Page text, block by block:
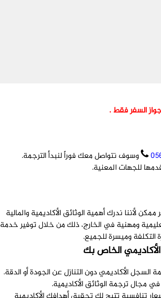
السفر فقط .
وسوف نتواصل معك فوراً لنبدأ الترجمة.
للجهات المعنية.
لأننا ندرك أهمية الوثائق الأكاديمية والمالية
ومهنية في الخارج، ذلك من خلال توفير خدمة
وميسرة للجميع.
الخاص بك
الأكاديمي دون التنازل عن الجودة أو الدقة.
ترجمة الوثائق الأكاديمية.